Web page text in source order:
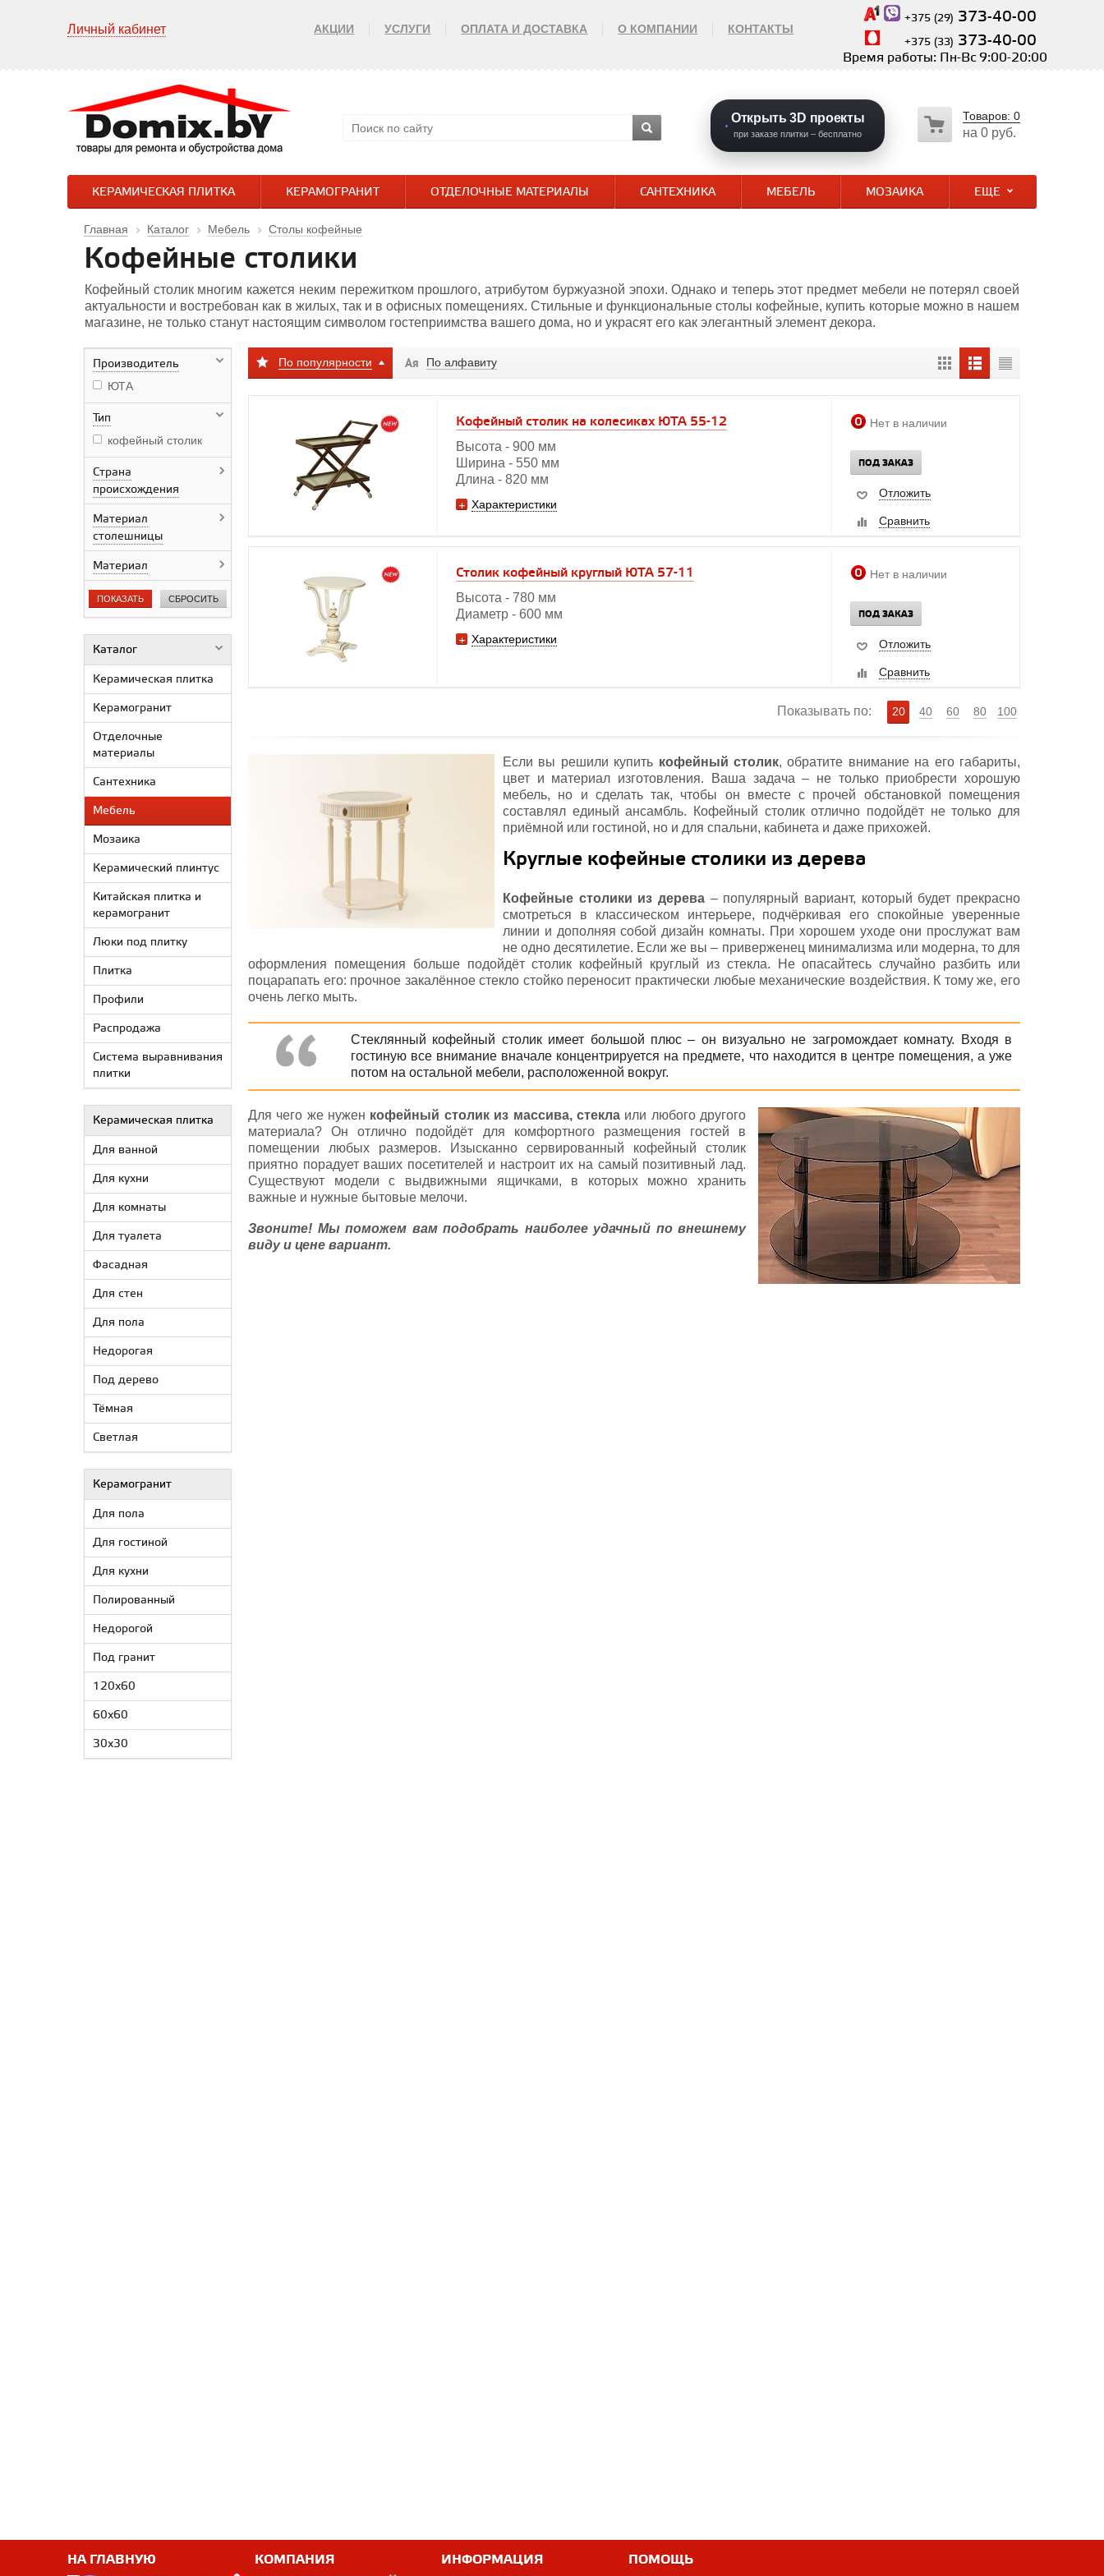
Личный кабинет АКЦИИ УСЛУГИ ОПЛАТА И ДОСТАВКА О КОМПАНИИ КОНТАКТЫ
+375 (29) 373-40-00
+375 (33) 373-40-00
Время работы: Пн-Вс 9:00-20:00
Открыть 3D проекты
при заказе плитки – бесплатно
Товаров: 0
на 0 руб.
КЕРАМИЧЕСКАЯ ПЛИТКА КЕРАМОГРАНИТ ОТДЕЛОЧНЫЕ МАТЕРИАЛЫ САНТЕХНИКА МЕБЕЛЬ МОЗАИКА ЕЩЕ
Главная Каталог Мебель Столы кофейные
Кофейные столики
Кофейный столик многим кажется неким пережитком прошлого, атрибутом буржуазной эпохи. Однако и теперь этот предмет мебели не потерял своей
актуальности и востребован как в жилых, так и в офисных помещениях. Стильные и функциональные столы кофейные, купить которые можно в нашем
магазине, не только станут настоящим символом гостеприимства вашего дома, но и украсят его как элегантный элемент декора.
Производитель
ЮТА
Тип
кофейный столик
Страна
происхождения
Материал
столешницы
Материал
ПОКАЗАТЬ СБРОСИТЬ
Каталог
Керамическая плитка
Керамогранит
Отделочные
материалы
Сантехника
Мебель
Мозаика
Керамический плинтус
Китайская плитка и
керамогранит
Люки под плитку
Плитка
Профили
Распродажа
Система выравнивания
плитки
Керамическая плитка
Для ванной
Для кухни
Для комнаты
Для туалета
Фасадная
Для стен
Для пола
Недорогая
Под дерево
Тёмная
Светлая
Керамогранит
Для пола
Для гостиной
Для кухни
Полированный
Недорогой
Под гранит
120x60
60x60
30x30
По популярности По алфавиту
Кофейный столик на колесиках ЮТА 55-12
Высота - 900 мм
Ширина - 550 мм
Длина - 820 мм
Характеристики
Нет в наличии
ПОД ЗАКАЗ
Отложить
Сравнить
Столик кофейный круглый ЮТА 57-11
Высота - 780 мм
Диаметр - 600 мм
Характеристики
Нет в наличии
ПОД ЗАКАЗ
Отложить
Сравнить
Показывать по: 20 40 60 80 100
Если вы решили купить кофейный столик, обратите внимание на его габариты,
цвет и материал изготовления. Ваша задача – не только приобрести хорошую
мебель, но и сделать так, чтобы он вместе с прочей обстановкой помещения
составлял единый ансамбль. Кофейный столик отлично подойдёт не только для
приёмной или гостиной, но и для спальни, кабинета и даже прихожей.
Круглые кофейные столики из дерева
Кофейные столики из дерева – популярный вариант, который будет прекрасно
смотреться в классическом интерьере, подчёркивая его спокойные уверенные
линии и дополняя собой дизайн комнаты. При хорошем уходе они прослужат вам
не одно десятилетие. Если же вы – приверженец минимализма или модерна, то для
оформления помещения больше подойдёт столик кофейный круглый из стекла. Не опасайтесь случайно разбить или
поцарапать его: прочное закалённое стекло стойко переносит практически любые механические воздействия. К тому же, его
очень легко мыть.
Стеклянный кофейный столик имеет большой плюс – он визуально не загромождает комнату. Входя в
гостиную все внимание вначале концентрируется на предмете, что находится в центре помещения, а уже
потом на остальной мебели, расположенной вокруг.
Для чего же нужен кофейный столик из массива, стеклаили любого другого
материала? Он отлично подойдёт для комфортного размещения гостей в
помещении любых размеров. Изысканно сервированный кофейный столик
приятно порадует ваших посетителей и настроит их на самый позитивный лад.
Существуют модели с выдвижными ящичками, в которых можно хранить
важные и нужные бытовые мелочи.
Звоните! Мы поможем вам подобрать наиболее удачный по внешнему
виду и цене вариант.
НА ГЛАВНУЮ КОМПАНИЯ ИНФОРМАЦИЯ ПОМОЩЬ